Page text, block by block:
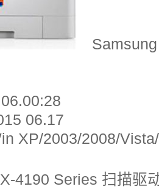
06.17
XP/2003/2008/
4190 Series 扫描驱